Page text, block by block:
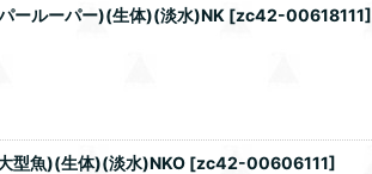
ールーパー)(生体)(淡水)NK [zc42-00618111]
型魚)(生体)(淡水)NKO [zc42-00606111]